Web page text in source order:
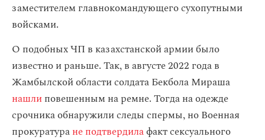
заместителем главнокомандующего сухопутными
войсками.
О подобных ЧП в казахстанской армии было
известно и раньше. Так, в августе 2022 года в
Жамбылской области солдата Бекбола Мираша
нашлиповешенным на ремне. Тогда на одежде
срочника обнаружили следы спермы, но Военная
прокуратуране подтвердилафакт сексуального